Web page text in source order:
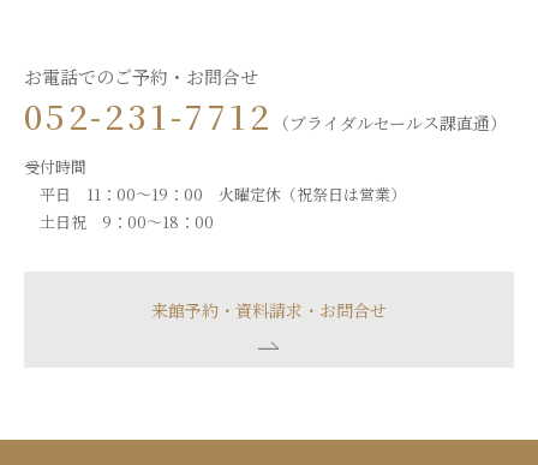
お電話でのご予約・お問合せ
052-231-7712 （ブライダルセールス課直通）
受付時間
平日 11：00～19：00 火曜定休（祝祭日は営業）
土日祝 9：00～18：00
来館予約・資料請求・お問合せ